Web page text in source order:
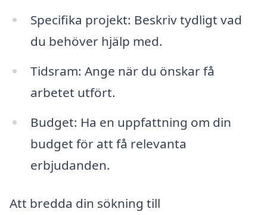
Specifika projekt: Beskriv tydligt vad
du behöver hjälp med.
Tidsram: Ange när du önskar få
arbetet utfört.
Budget: Ha en uppfattning om din
budget för att få relevanta
erbjudanden.
Att bredda din sökning till